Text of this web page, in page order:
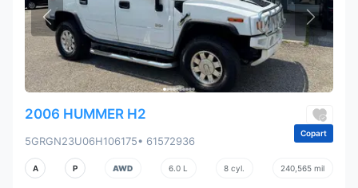
2006 HUMMER H2
5GRGN23U06H106175• 61572936
Copart
A P AWD 6.0 L 8 cyl. 240,565 mil